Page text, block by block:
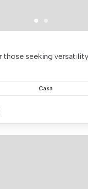
those seeking
Casa